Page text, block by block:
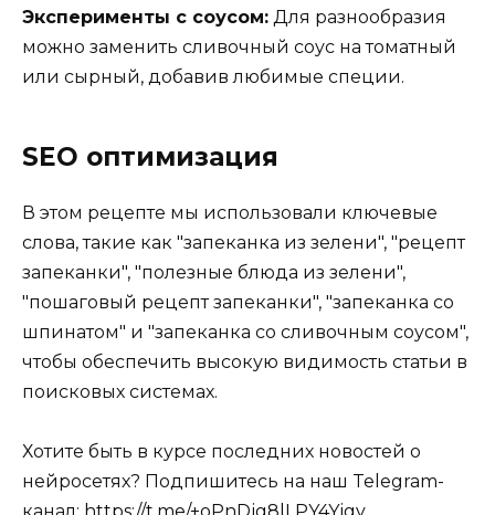
Эксперименты с соусом: Для разнообразия
можно заменить сливочный соус на томатный
или сырный, добавив любимые специи.
SEO оптимизация
В этом рецепте мы использовали ключевые
слова, такие как "запеканка из зелени", "рецепт
запеканки", "полезные блюда из зелени",
"пошаговый рецепт запеканки", "запеканка со
шпинатом" и "запеканка со сливочным соусом",
чтобы обеспечить высокую видимость статьи в
поисковых системах.
Хотите быть в курсе последних новостей о
нейросетях? Подпишитесь на наш Telegram-